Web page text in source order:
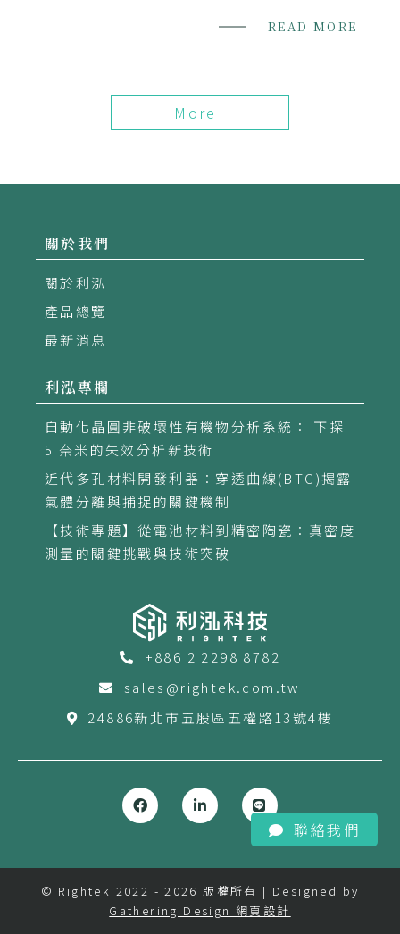
READ MORE
More
聯絡我們
關於我們
關於利泓
產品總覽
最新消息
利泓專欄
自動化晶圓非破壞性有機物分析系統： 下探
5 奈米的失效分析新技術
近代多孔材料開發利器：穿透曲線(BTC)揭露
氣體分離與捕捉的關鍵機制
【技術專題】從電池材料到精密陶瓷：真密度
測量的關鍵挑戰與技術突破
+886 2 2298 8782
sales@rightek.com.tw
24886新北市五股區五權路13號4樓
© Rightek 2022 - 2026 版權所有 | Designed by
Gathering Design 網頁設計